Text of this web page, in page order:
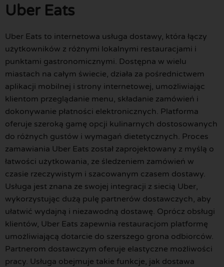
Uber Eats
Uber Eats to internetowa usługa dostawy, która łączy
użytkowników z różnymi lokalnymi restauracjami i
punktami gastronomicznymi. Dostępna w wielu
miastach na całym świecie, działa za pośrednictwem
aplikacji mobilnej i strony internetowej, umożliwiając
klientom przeglądanie menu, składanie zamówień i
dokonywanie płatności elektronicznych. Platforma
oferuje szeroką gamę opcji kulinarnych dostosowanych
do różnych gustów i wymagań dietetycznych. Proces
zamawiania Uber Eats został zaprojektowany z myślą o
łatwości użytkowania, ze śledzeniem zamówień w
czasie rzeczywistym i szacowanym czasem dostawy.
Usługa jest znana ze swojej integracji z siecią Uber,
wykorzystując dużą pulę partnerów dostawczych, aby
ułatwić wydajną i niezawodną dostawę. Oprócz obsługi
klientów, Uber Eats zapewnia restauracjom platformę
umożliwiającą dotarcie do szerszego grona odbiorców.
Partnerom dostawczym oferuje elastyczne możliwości
pracy. Usługa obejmuje takie funkcje, jak dostawa